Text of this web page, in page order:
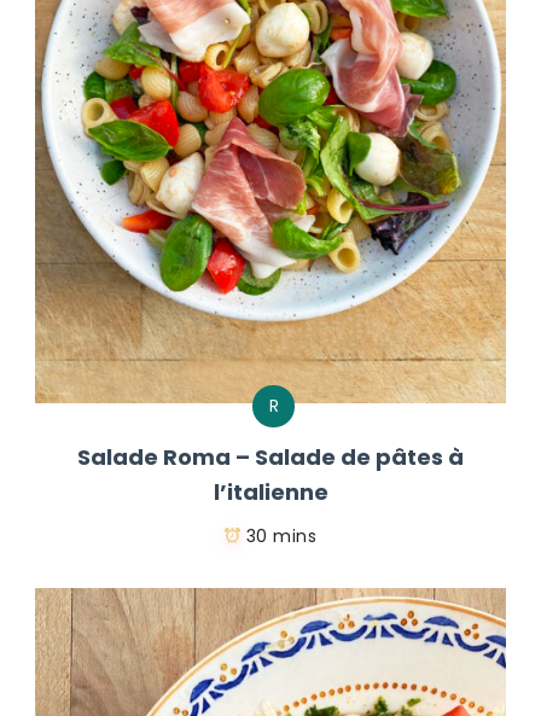
R
Salade Roma – Salade de pâtes à
l’italienne
30 mins